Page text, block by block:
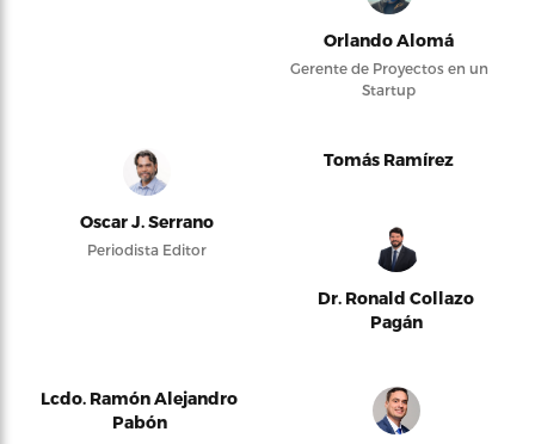
Orlando Alomá
Gerente de Proyectos en un
Startup
Oscar J. Serrano
Periodista Editor
Tomás Ramírez
Dr. Ronald Collazo
Pagán
Lcdo. Ramón Alejandro
Pabón